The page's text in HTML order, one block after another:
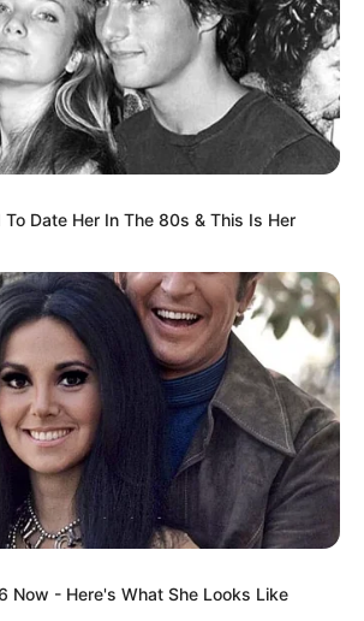
Date Her In The 80s & This Is Her
Now - Here's What She Looks Like